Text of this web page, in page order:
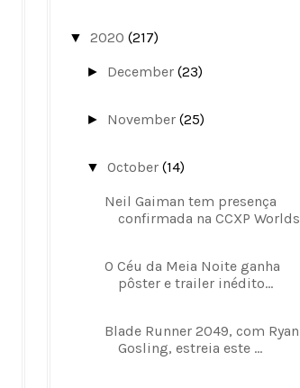
▼ 2020 (217)
► December(23)
► November(25)
▼October(14)
Neil Gaiman tem presença
confirmada na CCXP Worlds
O Céu da Meia Noite ganha
pôster e trailer inédito...
Blade Runner 2049, com Ryan
Gosling, estreia este ...